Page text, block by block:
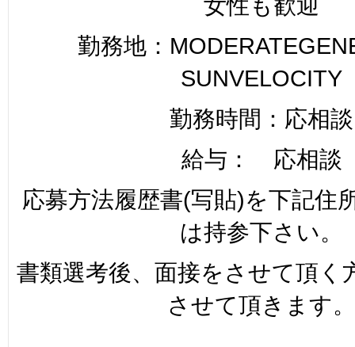
勤務地：
SUNVELOCITY
勤務時間：応相談
給与： 応相談
応募方法履歴書(写貼)を下記住
は持参下さい。
書類選考後、面接をさせて頂く
させて頂きます。